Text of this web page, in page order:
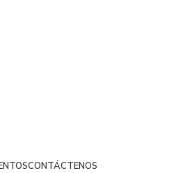
CONTÁCTENOS